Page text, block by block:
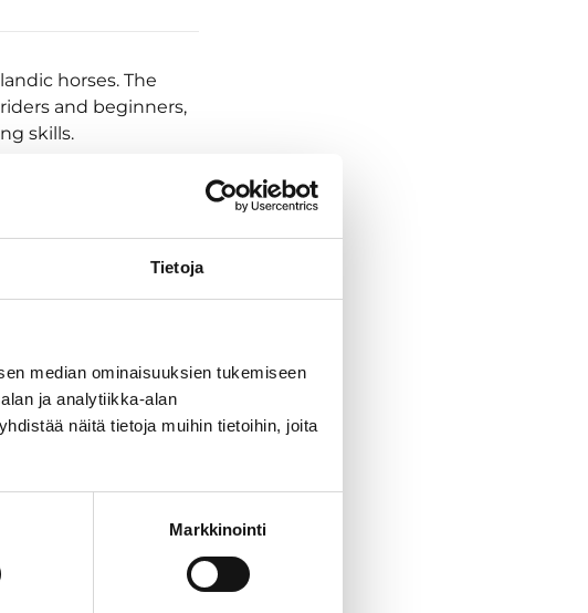
Tietoja
median ominaisuuksien tukemiseen
ja analytiikka-alan
näitä tietoja muihin tietoihin, joita
Markkinointi
horses. The
and beginners,
skills.